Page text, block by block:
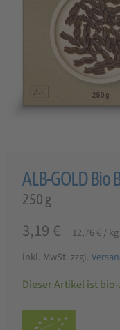
ALB-GOLD
250 g
3,19 € 12,76 €/kg
inkl. MwSt. zzgl.
Dieser Artikel ist